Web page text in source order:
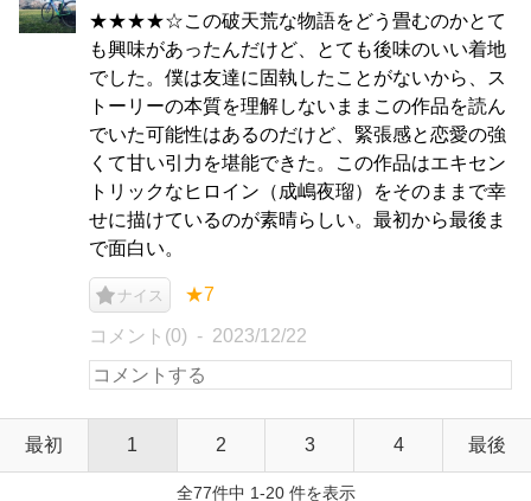
★★★★☆この破天荒な物語をどう畳むのかとて
も興味があったんだけど、とても後味のいい着地
でした。僕は友達に固執したことがないから、ス
トーリーの本質を理解しないままこの作品を読ん
でいた可能性はあるのだけど、緊張感と恋愛の強
くて甘い引力を堪能できた。この作品はエキセン
トリックなヒロイン（成嶋夜瑠）をそのままで幸
せに描けているのが素晴らしい。最初から最後ま
で面白い。
ナイス ★7
コメント(0) 2023/12/22
最初 1 2 3 4 最後
全77件中 1-20 件を表示